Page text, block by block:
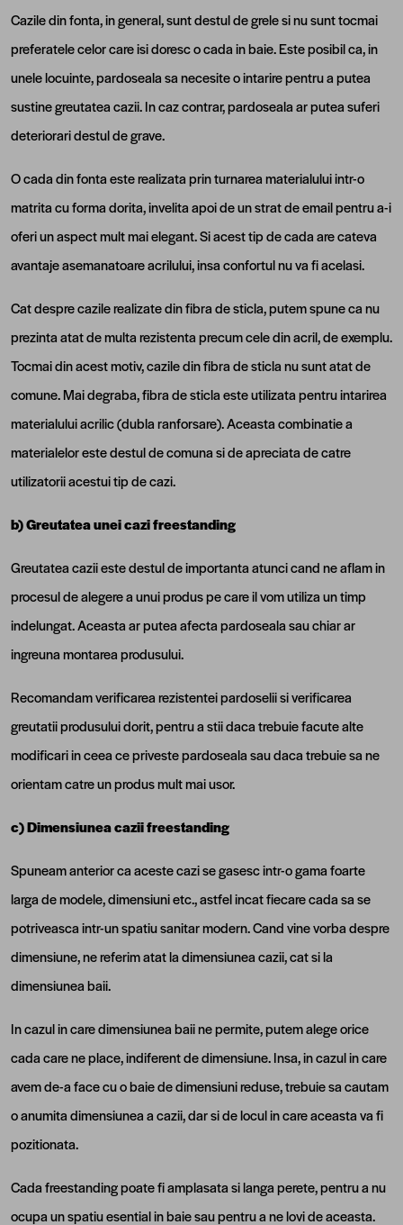
Cazile din fonta, in general, sunt destul de grele si nu sunt tocmai
preferatele celor care isi doresc o cada in baie. Este posibil ca, in
unele locuinte, pardoseala sa necesite o intarire pentru a putea
sustine greutatea cazii. In caz contrar, pardoseala ar putea suferi
deteriorari destul de grave.
O cada din fonta este realizata prin turnarea materialului intr-o
matrita cu forma dorita, invelita apoi de un strat de email pentru a-i
oferi un aspect mult mai elegant. Si acest tip de cada are cateva
avantaje asemanatoare acrilului, insa confortul nu va fi acelasi.
Cat despre cazile realizate din fibra de sticla, putem spune ca nu
prezinta atat de multa rezistenta precum cele din acril, de exemplu.
Tocmai din acest motiv, cazile din fibra de sticla nu sunt atat de
comune. Mai degraba, fibra de sticla este utilizata pentru intarirea
materialului acrilic (dubla ranforsare). Aceasta combinatie a
materialelor este destul de comuna si de apreciata de catre
utilizatorii acestui tip de cazi.
b) Greutatea unei cazi freestanding
Greutatea cazii este destul de importanta atunci cand ne aflam in
procesul de alegere a unui produs pe care il vom utiliza un timp
indelungat. Aceasta ar putea afecta pardoseala sau chiar ar
ingreuna montarea produsului.
Recomandam verificarea rezistentei pardoselii si verificarea
greutatii produsului dorit, pentru a stii daca trebuie facute alte
modificari in ceea ce priveste pardoseala sau daca trebuie sa ne
orientam catre un produs mult mai usor.
c) Dimensiunea cazii freestanding
Spuneam anterior ca aceste cazi se gasesc intr-o gama foarte
larga de modele, dimensiuni etc., astfel incat fiecare cada sa se
potriveasca intr-un spatiu sanitar modern. Cand vine vorba despre
dimensiune, ne referim atat la dimensiunea cazii, cat si la
dimensiunea baii.
In cazul in care dimensiunea baii ne permite, putem alege orice
cada care ne place, indiferent de dimensiune. Insa, in cazul in care
avem de-a face cu o baie de dimensiuni reduse, trebuie sa cautam
o anumita dimensiunea a cazii, dar si de locul in care aceasta va fi
pozitionata.
Cada freestanding poate fi amplasata si langa perete, pentru a nu
ocupa un spatiu esential in baie sau pentru a ne lovi de aceasta.